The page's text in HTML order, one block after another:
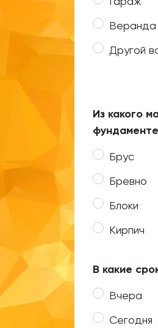
Веранда
Другой
Из какого
Брус
Бревно
Блоки
Кирпич
В какие
Вчера
Сегодня